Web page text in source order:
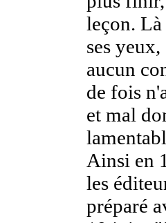
leçon. Là
ses
aucun
de fois
et mal
Ainsi en
les
préparé